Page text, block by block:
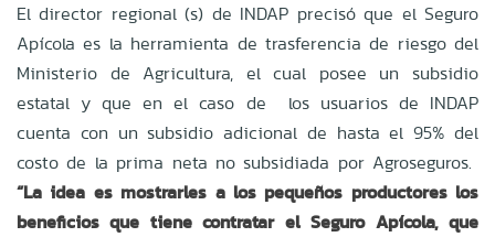
El director regional (s) de INDAP precisó que el Seguro
Apícola es la herramienta de trasferencia de riesgo del
Ministerio de Agricultura, el cual posee un subsidio
estatal y que en el caso de los usuarios de INDAP
cuenta con un subsidio adicional de hasta el 95% del
costo de la prima neta no subsidiada por Agroseguros.
“La idea es mostrarles a los pequeños productores los
beneficios que tiene contratar el Seguro Apícola, que